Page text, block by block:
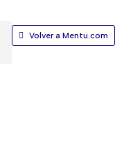
Volver a Mentu.com